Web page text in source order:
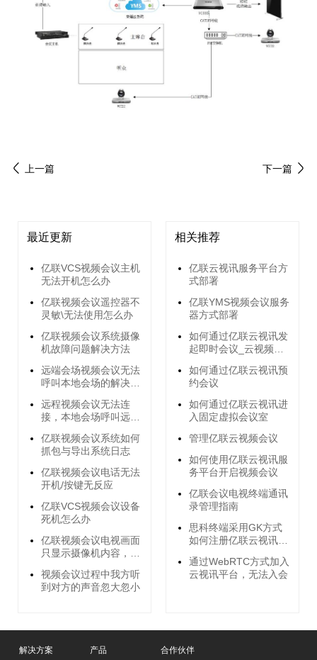
上一篇 下一篇
最近更新
亿联VCS视频会议主机
无法开机怎么办
亿联视频会议遥控器不
灵敏\无法使用怎么办
亿联视频会议系统摄像
机故障问题解决方法
远端会场视频会议无法
呼叫本地会场的解决方
远程视频会议无法连
接，本地会场呼叫远端
亿联视频会议系统如何
抓包与导出系统日志
亿联视频会议电话无法
开机/按键无反应
亿联VCS视频会议设备
死机怎么办
亿联视频会议电视画面
只显示摄像机内容，不
视频会议过程中我方听
到对方的声音忽大忽小
相关推荐
亿联云视讯服务平台方
式部署
亿联YMS视频会议服务
器方式部署
如何通过亿联云视讯发
起即时会议_云视频会
如何通过亿联云视讯预
约会议
如何通过亿联云视讯进
入固定虚拟会议室
管理亿联云视频会议
如何使用亿联云视讯服
务平台开启视频会议
亿联会议电视终端通讯
录管理指南
思科终端采用GK方式
如何注册亿联云视讯平
通过WebRTC方式加入
云视讯平台，无法入会
解决方案 产品 合作伙伴